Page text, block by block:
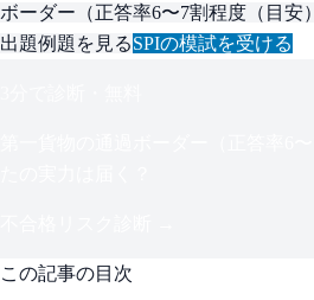
ボーダー（正答率6〜7割程度（目安）
出題例題を見るSPIの模試を受ける
この記事の目次